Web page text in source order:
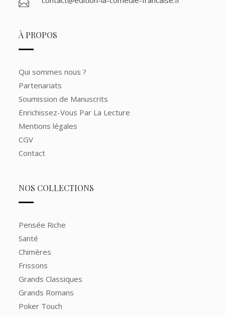
À PROPOS
Qui sommes nous ?
Partenariats
Soumission de Manuscrits
Enrichissez-Vous Par La Lecture
Mentions légales
CGV
Contact
NOS COLLECTIONS
Pensée Riche
Santé
Chimères
Frissons
Grands Classiques
Grands Romans
Poker Touch